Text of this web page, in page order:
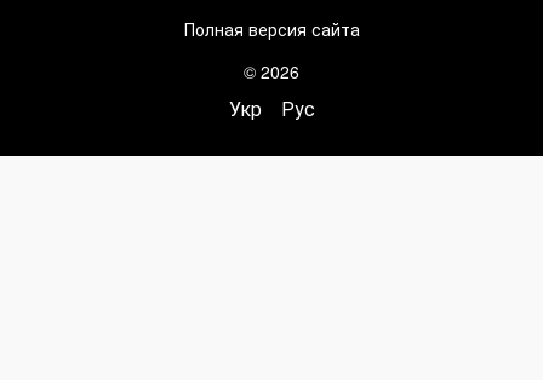
Полная версия сайта
© 2026
Укр Рус